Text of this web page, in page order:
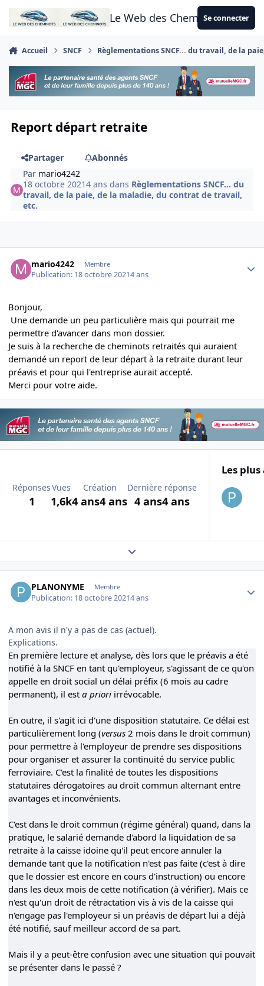
Aller au contenu
Le Web des CheminotsSe connecter
Accueil SNCF Règlementations SNCF... du travail, de la
Report départ retraite
Partager
Abonnés
Par mario4242
18 octobre 20214 ans dans Règlementations SNCF... du
travail, de la paie, de la maladie, du contrat de travail,
etc.
mario4242 Membre
Publication: 18 octobre 20214 ans
Bonjour,
Une demande un peu particulière mais qui pourrait me
permettre d'avancer dans mon dossier.
Je suis à la recherche de cheminots retraités qui auraient
demandé un report de leur départ à la retraite durant leur
préavis et pour qui l'entreprise aurait accepté.
Merci pour votre aide.
Réponses
1
Vues
1,6k
Création
4 ans4 ans
Dernière réponse
4 ans4 ans
Les
Expand topic overview
PLANONYME Membre
Publication: 18 octobre 20214 ans
A mon avis il n'y a pas de cas (actuel).
Explications.
En première lecture et analyse, dès lors que le préavis a été
notifié à la SNCF en tant qu'employeur, s'agissant de ce qu'on
appelle en droit social un délai préfix (6 mois au cadre
permanent), il est a priori irrévocable.
En outre, il s'agit ici d'une disposition statutaire. Ce délai est
particulièrement long (versus 2 mois dans le droit commun)
pour permettre à l'employeur de prendre ses dispositions
pour organiser et assurer la continuité du service public
ferroviaire. C'est la finalité de toutes les dispositions
statutaires dérogatoires au droit commun alternant entre
avantages et inconvénients.
C'est dans le droit commun (régime général) quand, dans la
pratique, le salarié demande d'abord la liquidation de sa
retraite à la caisse idoine qu'il peut encore annuler la
demande tant que la notification n'est pas faite (c'est à dire
que le dossier est encore en cours d'instruction) ou encore
dans les deux mois de cette notification (à vérifier). Mais ce
n'est qu'un droit de rétractation vis à vis de la caisse qui
n'engage pas l'employeur si un préavis de départ lui a déjà
été notifié, sauf meilleur accord de sa part.
Mais il y a peut-être confusion avec une situation qui pouvait
se présenter dans le passé ?